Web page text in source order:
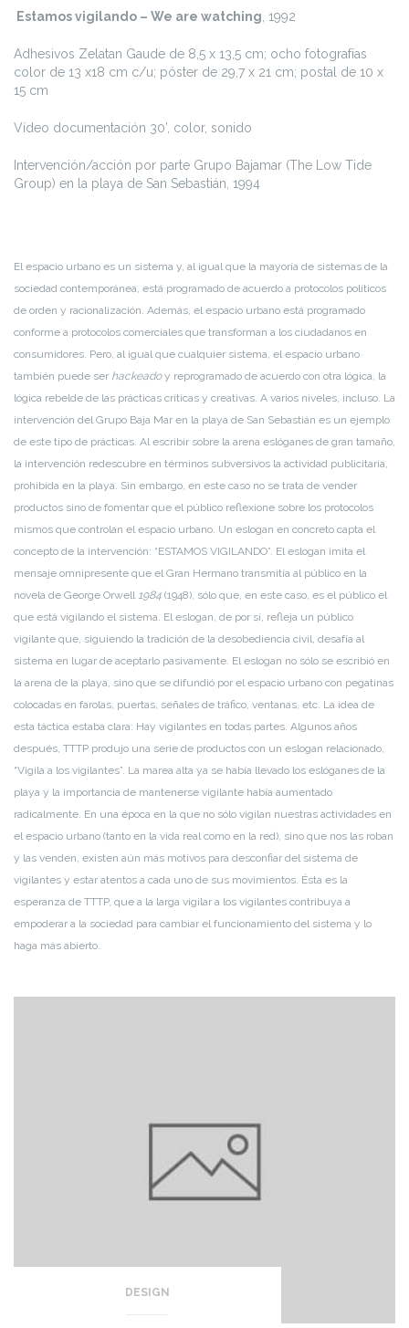
Estamos vigilando – We are watching , 1992
Adhesivos Zelatan Gaude de 8,5 x 13,5 cm; ocho fotografías
color de 13 x18 cm c/u; póster de 29,7 x 21 cm; postal de 10 x
15 cm
Vídeo documentación 30’, color, sonido
Intervención/acción por parte Grupo Bajamar (The Low Tide
Group) en la playa de San Sebastián, 1994
El espacio urbano es un sistema y, al igual que la mayoría de sistemas de la
sociedad contemporánea, está programado de acuerdo a protocolos políticos
de orden y racionalización. Además, el espacio urbano está programado
conforme a protocolos comerciales que transforman a los ciudadanos en
consumidores. Pero, al igual que cualquier sistema, el espacio urbano
también puede ser hackeadoy reprogramado de acuerdo con otra lógica, la
lógica rebelde de las prácticas críticas y creativas. A varios niveles, incluso. La
intervención del Grupo Baja Mar en la playa de San Sebastián es un ejemplo
de este tipo de prácticas. Al escribir sobre la arena eslóganes de gran tamaño,
la intervención redescubre en términos subversivos la actividad publicitaria,
prohibida en la playa. Sin embargo, en este caso no se trata de vender
productos sino de fomentar que el público reflexione sobre los protocolos
mismos que controlan el espacio urbano. Un eslogan en concreto capta el
concepto de la intervención: “ESTAMOS VIGILANDO”. El eslogan imita el
mensaje omnipresente que el Gran Hermano transmitía al público en la
novela de George Orwell 1984 (1948), sólo que, en este caso, es el público el
que está vigilando el sistema. El eslogan, de por sí, refleja un público
vigilante que, siguiendo la tradición de la desobediencia civil, desafía al
sistema en lugar de aceptarlo pasivamente. El eslogan no sólo se escribió en
la arena de la playa, sino que se difundió por el espacio urbano con pegatinas
colocadas en farolas, puertas, señales de tráfico, ventanas, etc. La idea de
esta táctica estaba clara: Hay vigilantes en todas partes. Algunos años
después, TTTP produjo una serie de productos con un eslogan relacionado,
“Vigila a los vigilantes”. La marea alta ya se había llevado los eslóganes de la
playa y la importancia de mantenerse vigilante había aumentado
radicalmente. En una época en la que no sólo vigilan nuestras actividades en
el espacio urbano (tanto en la vida real como en la red), sino que nos las roban
y las venden, existen aún más motivos para desconfiar del sistema de
vigilantes y estar atentos a cada uno de sus movimientos. Ésta es la
esperanza de TTTP, que a la larga vigilar a los vigilantes contribuya a
empoderar a la sociedad para cambiar el funcionamiento del sistema y lo
haga más abierto.
DESIGN